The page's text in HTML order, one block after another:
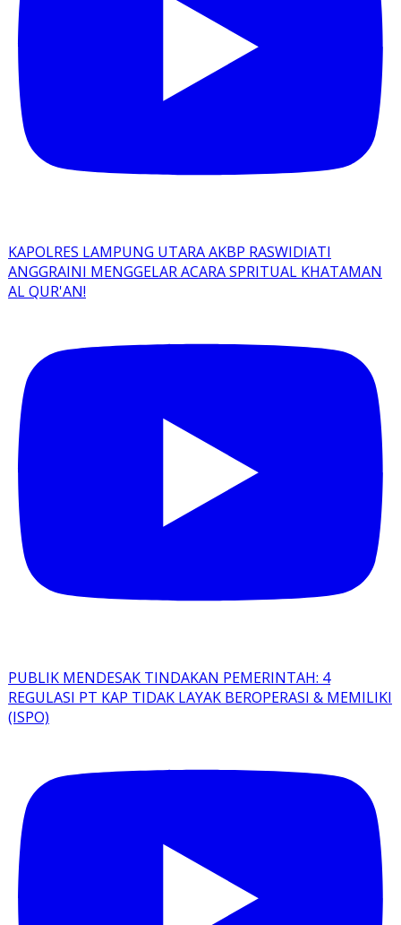
KAPOLRES LAMPUNG UTARA AKBP RASWIDIATI
ANGGRAINI MENGGELAR ACARA SPRITUAL KHATAMAN
AL QUR'AN!
PUBLIK MENDESAK TINDAKAN PEMERINTAH: 4
REGULASI PT KAP TIDAK LAYAK BEROPERASI & MEMILIKI
(ISPO)